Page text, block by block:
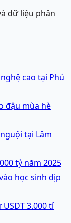
dữ liệu phân
cao tại Phú
đậu mùa hè
tại Lâm
tỷ năm 2025
học sinh dịp
3.000 tỉ